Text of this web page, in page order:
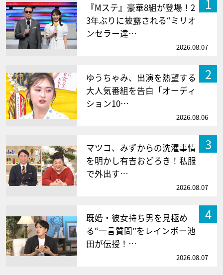
1
『Mステ』豪華8組が登場！2
3年ぶりに披露される“ミリオ
ンセラー達…
2026.08.07
2
ゆうちゃみ、出演を熱望する
大人気番組を告白「オーディ
ション10…
2026.08.06
3
マツコ、みずからの洗濯事情
を明かし有吉おどろき！私服
で外出す…
2026.08.07
4
既婚・彼女持ち男を見極め
る“一言質問”をレインボー池
田が伝授！…
2026.08.07